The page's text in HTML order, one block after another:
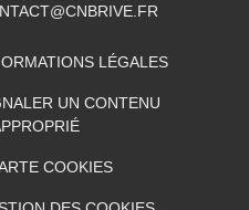
LÉGALES
UN CONTENU
COOKIES